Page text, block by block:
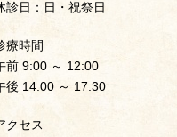
診日：日・祝祭日
療時間
前 9:00 ～ 12:00
後 14:00 ～ 17:30
クセス